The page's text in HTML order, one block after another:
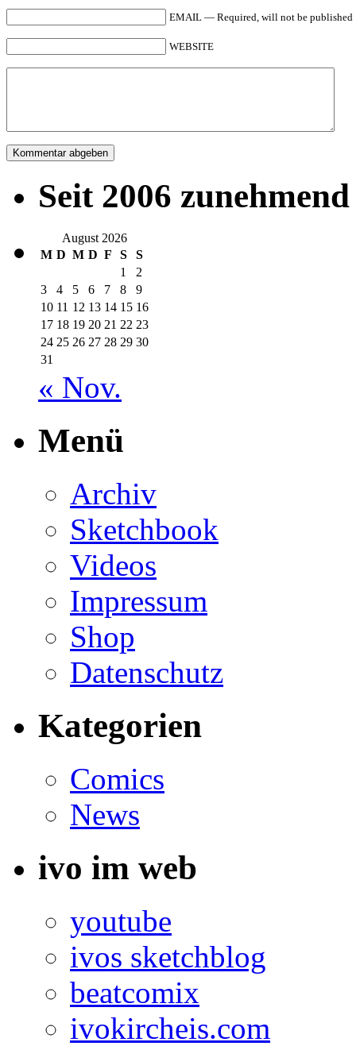
EMAIL — Required, will not be published
WEBSITE
Seit 2006
August 2026
M D M D F S
S
1
2
3
4 5 6 7 8
9
10 11 12 13 14 15 16
17 18 19 20 21 22 23
24 25 26 27 28 29 30
31
« Nov.
Menü
Archiv
Sketchbook
Videos
Impressum
Shop
Datenschutz
Kategorien
Comics
News
ivo im web
youtube
ivos sketchblog
beatcomix
ivokircheis.com